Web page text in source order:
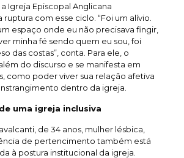
Igreja Episcopal Anglicana
com esse ciclo. “Foi um alívio.
espaço onde eu não precisava fingir,
minha fé sendo quem eu sou, foi
das costas”, conta. Para ele, o
do discurso e se manifesta em
como poder viver sua relação afetiva
dentro da igreja.
uma igreja inclusiva
de 34 anos, mulher lésbica,
de pertencimento também está
à postura institucional da igreja.